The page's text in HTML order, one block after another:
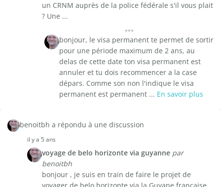
un CRNM auprès de la police fédérale s'il vous plait
? Une ...
bonjour, le visa permanent te permet de sortir
pour une période maximum de 2 ans, au
delas de cette date ton visa permanent est
annuler et tu dois recommencer a la case
dépars. Comme son non l'indique le visa
permanent est permanent ... En savoir plus
benoitbh a répondu à une discussion
il y a 5 ans
voyage de belo horizonte via guyanne par
benoitbh
bonjour , je suis en train de faire le projet de